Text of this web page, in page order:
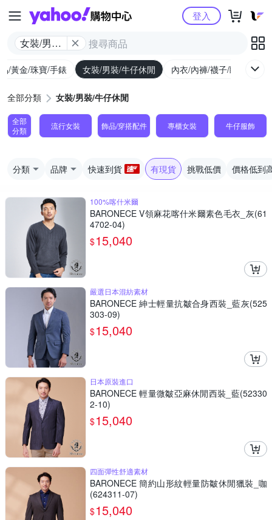
Yahoo購物中心
女裝/男裝/
登入
/黃金/珠寶/手錶 女裝/男裝/牛仔休閒 內衣/內褲/襪子/睡衣
全部分類 女裝/男裝/牛仔休閒
全部
分類
流行女裝 飾品​/​穿搭​配件 專櫃女裝 牛仔服飾
分類 品牌 快速到貨 有現貨 挑戰低價 價格低到
100%喀什米爾
BARONECE V領麻花喀什米爾素色毛衣_灰(61
4702-04)
$15,040
嚴選日本混紡素材
BARONECE 紳士輕量抗皺合身西裝_藍灰(525
303-09)
$15,040
日本原裝進口
BARONECE 輕量微皺亞麻休閒西裝_藍(52330
2-10)
$15,040
四面彈性舒適素材
BARONECE 簡約山形紋輕量防皺休閒獵裝_咖
(624311-07)
$15,040